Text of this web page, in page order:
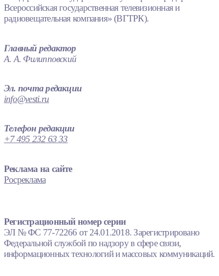
Всероссийская государственная телевизионная и
радиовещательная компания» (ВГТРК).
Главный редактор
А. А. Филипповский
Эл. почта редакции
info@vesti.ru
Телефон редакции
+7 495 232 63 33
Реклама на сайте
Росреклама
Регистрационный номер серии
ЭЛ № ФС 77-72266 от 24.01.2018. Зарегистрировано
Федеральной службой по надзору в сфере связи,
информационных технологий и массовых коммуникаций.